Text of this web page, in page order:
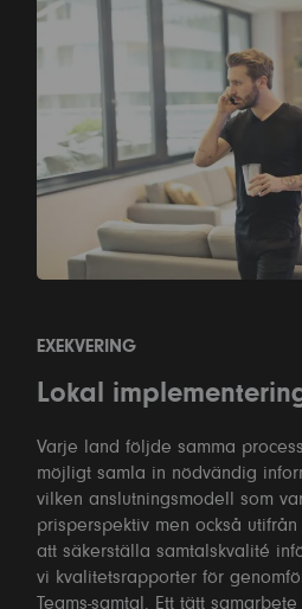
EXEKVERING
Lokal
Varje land följde samma
möjligt samla in nödvändig
vilken anslutningsmodell som
prisperspektiv men också
att säkerställa samtalskvalité
vi kvalitetsrapporter för
Teams-samtal. Ett tätt